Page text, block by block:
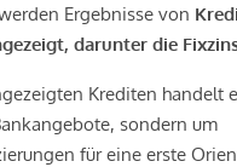
Ergebnisse von
darunter die
Krediten handelt
sondern um
für eine erste